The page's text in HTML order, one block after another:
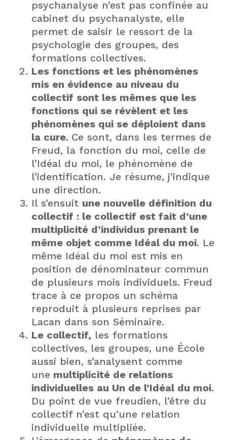
psychanalyse n’est pas confinée au
cabinet du psychanalyste, elle
permet de saisir le ressort de la
psychologie des groupes, des
formations collectives.
Les fonctions et les phénomènes
mis en évidence au niveau du
collectif sont les mêmes que les
fonctions qui se révèlent et les
phénomènes qui se déploient dans
la cure. Ce sont, dans les termes de
Freud, la fonction du moi, celle de
l’Idéal du moi, le phénomène de
l’identification. Je résume, j’indique
une direction.
Il s’ensuit une nouvelle définition du
collectif : le collectif est fait d’une
multiplicité d’individus prenant le
même objet comme Idéal du moi. Le
même Idéal du moi est mis en
position de dénominateur commun
de plusieurs mois individuels. Freud
trace à ce propos un schéma
reproduit à plusieurs reprises par
Lacan dans son Séminaire.
Le collectif, les formations
collectives, les groupes, une École
aussi bien, s’analysent comme
une multiplicité de relations
individuelles au Un de l’Idéal du moi.
Du point de vue freudien, l’être du
collectif n’est qu’une relation
individuelle multipliée.